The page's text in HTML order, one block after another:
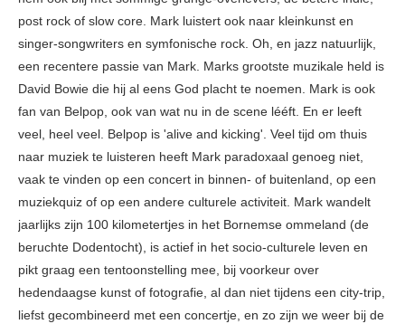
post rock of slow core. Mark luistert ook naar kleinkunst en
singer-songwriters en symfonische rock. Oh, en jazz natuurlijk,
een recentere passie van Mark. Marks grootste muzikale held is
David Bowie die hij al eens God placht te noemen. Mark is ook
fan van Belpop, ook van wat nu in de scene lééft. En er leeft
veel, heel veel. Belpop is 'alive and kicking'. Veel tijd om thuis
naar muziek te luisteren heeft Mark paradoxaal genoeg niet,
vaak te vinden op een concert in binnen- of buitenland, op een
muziekquiz of op een andere culturele activiteit. Mark wandelt
jaarlijks zijn 100 kilometertjes in het Bornemse ommeland (de
beruchte Dodentocht), is actief in het socio-culturele leven en
pikt graag een tentoonstelling mee, bij voorkeur over
hedendaagse kunst of fotografie, al dan niet tijdens een city-trip,
liefst gecombineerd met een concertje, en zo zijn we weer bij de